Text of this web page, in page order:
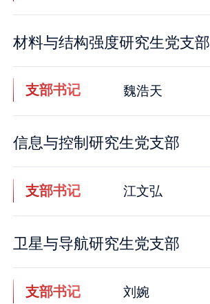
材料与结构强度研究生党支部
支部书记 魏浩天
信息与控制研究生党支部
支部书记 江文弘
卫星与导航研究生党支部
支部书记 刘婉